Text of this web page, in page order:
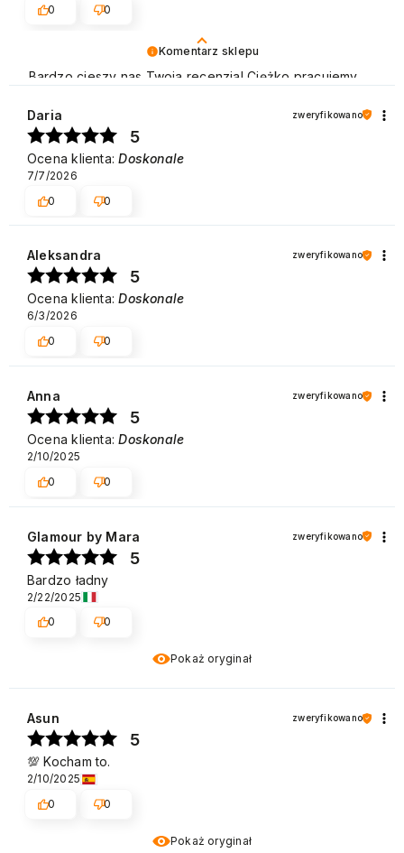
Komentarz sklepu
Bardzo cieszy nas Twoja recenzja! Ciężko pracujemy,
jesteśmy zadowoleni, że nam się udało. Mamy nadzieję,
że do nas wrócisz :) Pozdrawiamy
0 0
Daria zweryfikowano
5
Ocena klienta:Doskonale
7/7/2026
0
0
Aleksandra zweryfikowano
5
Ocena klienta:Doskonale
6/3/2026
0
0
Anna zweryfikowano
5
Ocena klienta:Doskonale
2/10/2025
0
0
Pokaż oryginał
Glamour by Mara zweryfikowano
5
Bardzo ładny
2/22/2025
0
0
Pokaż oryginał
Asun zweryfikowano
5
💯 Kocham to.
2/10/2025
0
0